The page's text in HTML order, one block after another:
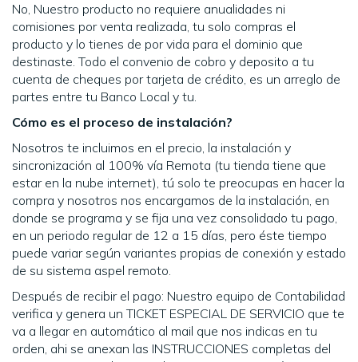
No, Nuestro producto no requiere anualidades ni
comisiones por venta realizada, tu solo compras el
producto y lo tienes de por vida para el dominio que
destinaste. Todo el convenio de cobro y deposito a tu
cuenta de cheques por tarjeta de crédito, es un arreglo de
partes entre tu Banco Local y tu.
Cómo es el proceso de instalación?
Nosotros te incluimos en el precio, la instalación y
sincronización al 100% vía Remota (tu tienda tiene que
estar en la nube internet), tú solo te preocupas en hacer la
compra y nosotros nos encargamos de la instalación, en
donde se programa y se fija una vez consolidado tu pago,
en un periodo regular de 12 a 15 días, pero éste tiempo
puede variar según variantes propias de conexión y estado
de su sistema aspel remoto.
Después de recibir el pago: Nuestro equipo de Contabilidad
verifica y genera un TICKET ESPECIAL DE SERVICIO que te
va a llegar en automático al mail que nos indicas en tu
orden, ahi se anexan las INSTRUCCIONES completas del